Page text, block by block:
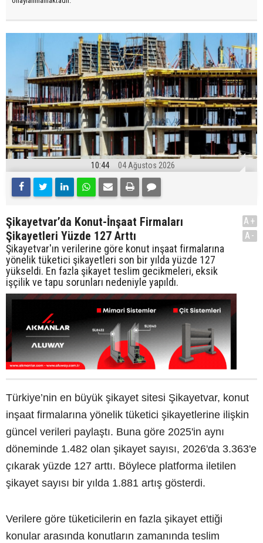
10:44 04 Ağustos 2026
Şikayetvar’da Konut-İnşaat Firmaları
Şikayetleri Yüzde 127 Arttı
Şikayetvar'ın verilerine göre konut inşaat firmalarına
yönelik tüketici şikayetleri son bir yılda yüzde 127
yükseldi. En fazla şikayet teslim gecikmeleri, eksik
işçilik ve tapu sorunları nedeniyle yapıldı.
A+
A-
Türkiye’nin en büyük şikayet sitesi Şikayetvar, konut
inşaat firmalarına yönelik tüketici şikayetlerine ilişkin
güncel verileri paylaştı. Buna göre 2025'in aynı
döneminde 1.482 olan şikayet sayısı, 2026'da 3.363'e
çıkarak yüzde 127 arttı. Böylece platforma iletilen
şikayet sayısı bir yılda 1.881 artış gösterdi.
Verilere göre tüketicilerin en fazla şikayet ettiği
konular arasında konutların zamanında teslim